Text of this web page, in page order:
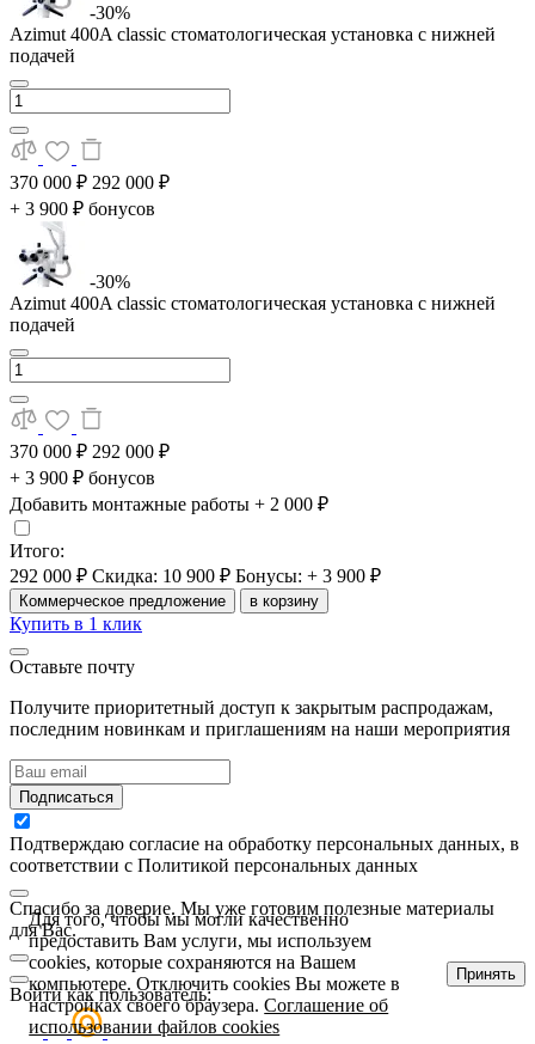
-30%
Azimut 400A classic стоматологическая установка с нижней
подачей
370 000 ₽ 292 000 ₽
+ 3 900 ₽ бонусов
-30%
Azimut 400A classic стоматологическая установка с нижней
подачей
370 000 ₽ 292 000 ₽
+ 3 900 ₽ бонусов
Добавить монтажные работы + 2 000 ₽
Итого:
292 000 ₽ Скидка: 10 900 ₽ Бонусы: + 3 900 ₽
Коммерческое предложение в корзину
Купить в 1 клик
Оставьте почту
Получите приоритетный доступ к закрытым распродажам,
последним новинкам и приглашениям на наши мероприятия
Подписаться
Подтверждаю согласие на обработку персональных данных, в
соответствии с Политикой персональных данных
Спасибо за доверие. Мы уже готовим полезные материалы
для Вас.
Войти как пользователь:
Для того, чтобы мы могли качественно
предоставить Вам услуги, мы используем
cookies, которые сохраняются на Вашем
компьютере. Отключить cookies Вы можете в
настройках своего браузера.Соглашение об
использовании файлов cookies
Принять